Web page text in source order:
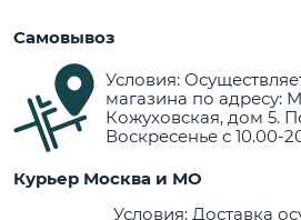
Самовывоз
Условия:
магазина по адресу:
Кожуховская, дом 5.
Воскресенье с 10.00-
Курьер Москва и МО
Условия: Доставка